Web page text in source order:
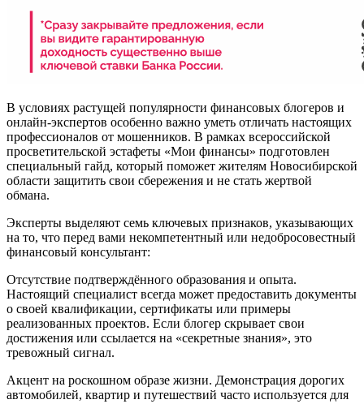
В условиях растущей популярности финансовых блогеров и
онлайн-экспертов особенно важно уметь отличать настоящих
профессионалов от мошенников. В рамках всероссийской
просветительской эстафеты «Мои финансы» подготовлен
специальный гайд, который поможет жителям Новосибирской
области защитить свои сбережения и не стать жертвой
обмана.
Эксперты выделяют семь ключевых признаков, указывающих
на то, что перед вами некомпетентный или недобросовестный
финансовый консультант:
Отсутствие подтверждённого образования и опыта.
Настоящий специалист всегда может предоставить документы
о своей квалификации, сертификаты или примеры
реализованных проектов. Если блогер скрывает свои
достижения или ссылается на «секретные знания», это
тревожный сигнал.
Акцент на роскошном образе жизни. Демонстрация дорогих
автомобилей, квартир и путешествий часто используется для